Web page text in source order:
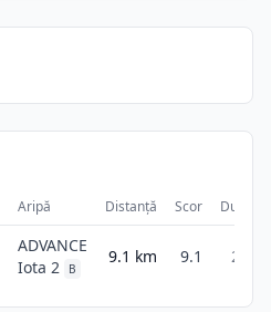
Aripă Distanță Scor Durată
ADVANCE
Iota 2
B
9.1 km 9.1 27m